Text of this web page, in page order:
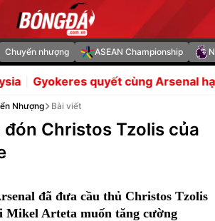
Chuyển nhượng ASEAN Championship
cùng Arsenal hạ Man City để lấy
Nhượng Bài viết
đón Christos Tzolis của
đã đưa cầu thủ Christos Tzolis
Mikel Arteta muốn tăng cường